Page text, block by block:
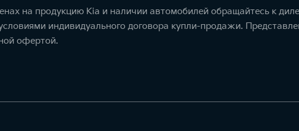
на продукцию Kia и наличии автомобилей обращайтесь к
индивидуального договора купли-продажи.
офертой.